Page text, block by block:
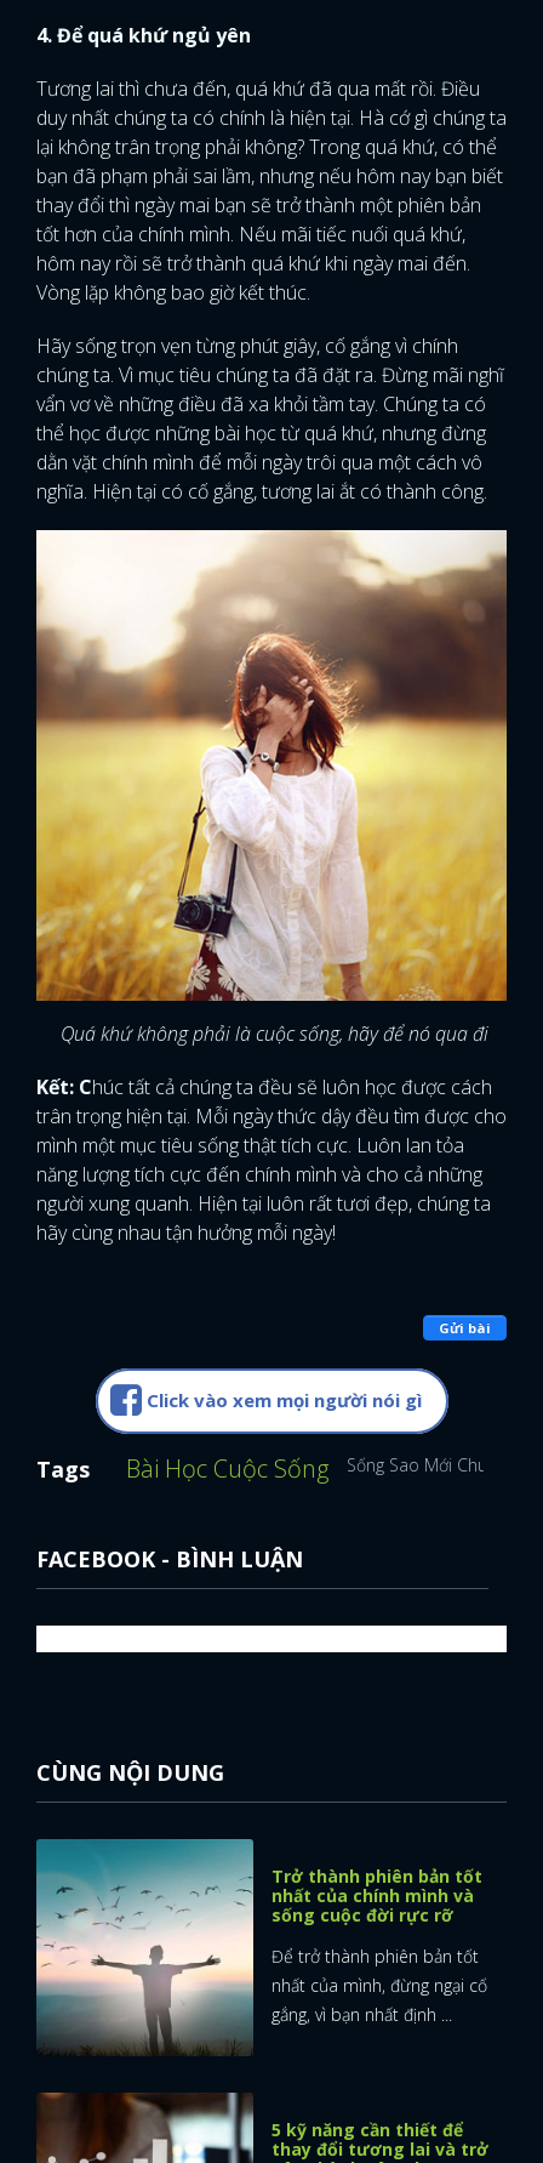
ĐĂNG NHẬP
4. Để quá khứ ngủ yên
Tương lai thì chưa đến, quá khứ đã qua mất rồi. Điều
duy nhất chúng ta có chính là hiện tại. Hà cớ gì chúng ta
lại không trân trọng phải không? Trong quá khứ, có thể
bạn đã phạm phải sai lầm, nhưng nếu hôm nay bạn biết
thay đổi thì ngày mai bạn sẽ trở thành một phiên bản
tốt hơn của chính mình. Nếu mãi tiếc nuối quá khứ,
hôm nay rồi sẽ trở thành quá khứ khi ngày mai đến.
Vòng lặp không bao giờ kết thúc.
Hãy sống trọn vẹn từng phút giây, cố gắng vì chính
chúng ta. Vì mục tiêu chúng ta đã đặt ra. Đừng mãi nghĩ
vẩn vơ về những điều đã xa khỏi tầm tay. Chúng ta có
thể học được những bài học từ quá khứ, nhưng đừng
dằn vặt chính mình để mỗi ngày trôi qua một cách vô
nghĩa. Hiện tại có cố gắng, tương lai ắt có thành công.
Quá khứ không phải là cuộc sống, hãy để nó qua đi
Kết: Chúc tất cả chúng ta đều sẽ luôn học được cách
trân trọng hiện tại. Mỗi ngày thức dậy đều tìm được cho
mình một mục tiêu sống thật tích cực. Luôn lan tỏa
năng lượng tích cực đến chính mình và cho cả những
người xung quanh. Hiện tại luôn rất tươi đẹp, chúng ta
hãy cùng nhau tận hưởng mỗi ngày!
Gửi bài
Click vào xem mọi người nói gì
Tags Bài Học Cuộc Sống Sống Sao Mới Chuẩn
FACEBOOK - BÌNH LUẬN
CÙNG NỘI DUNG
Trở thành phiên bản tốt
nhất của chính mình và
sống cuộc đời rực rỡ
Để trở thành phiên bản tốt
nhất của mình, đừng ngại cố
gắng, vì bạn nhất định ...
5 kỹ năng cần thiết để
thay đổi tương lai và trở